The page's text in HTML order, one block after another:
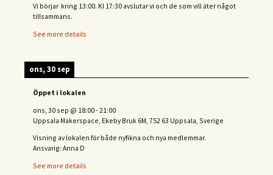
Vi börjar kring 13:00. Kl 17:30 avslutar vi och de som vill äter något
tillsammans.
See more details
ons, 30 sep
Öppet i lokalen
ons, 30 sep @ 18:00-21:00
Uppsala Makerspace, Ekeby Bruk 6M, 752 63 Uppsala, Sverige
Visning av lokalen för både nyfikna och nya medlemmar.
Ansvarig: Anna D
See more details